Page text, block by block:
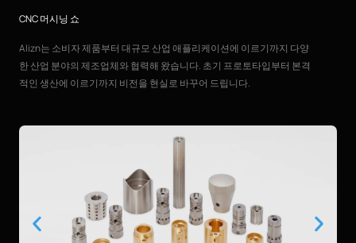
CNC 머시닝 쇼
Alizn는 소비자 제품부터 대규모 산업 애플리케이션에 이르기까지 다양
한 산업 분야의 제조업체와 협력해 왔습니다. 초기 프로토타입부터 본격
적인 생산에 이르기까지 비전을 현실로 바꾸어 드립니다.